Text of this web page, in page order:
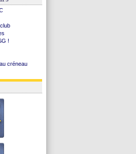
!
créneau